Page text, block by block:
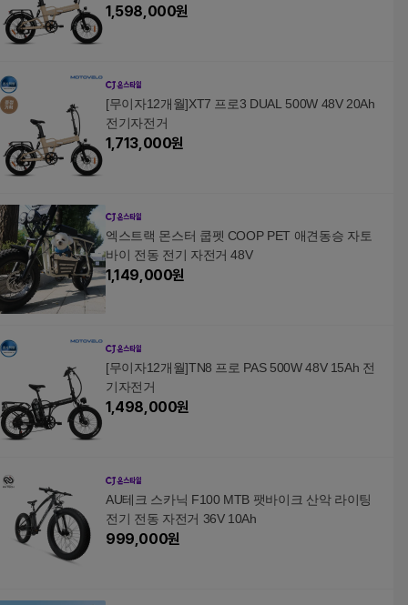
1,598,000원
[무이자12개월]XT7 프로3 DUAL 500W 48V 20Ah
전기자전거
1,713,000원
엑스트랙 몬스터 쿱펫 COOP PET 애견동승 자토
바이 전동 전기 자전거 48V
1,149,000원
[무이자12개월]TN8 프로 PAS 500W 48V 15Ah 전
기자전거
1,498,000원
AU테크 스카닉 F100 MTB 팻바이크 산악 라이팅
전기 전동 자전거 36V 10Ah
999,000원